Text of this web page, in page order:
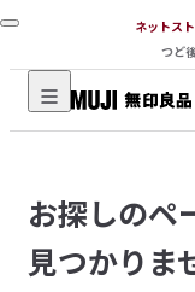
ネットス
つど
無
品
ネ
ッ
お探しのペ
見つかりま